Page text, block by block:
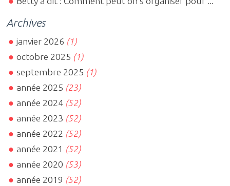
Archives
janvier 2026 (1)
octobre 2025 (1)
septembre 2025 (1)
année 2025 (23)
année 2024 (52)
année 2023 (52)
année 2022 (52)
année 2021 (52)
année 2020 (53)
année 2019 (52)